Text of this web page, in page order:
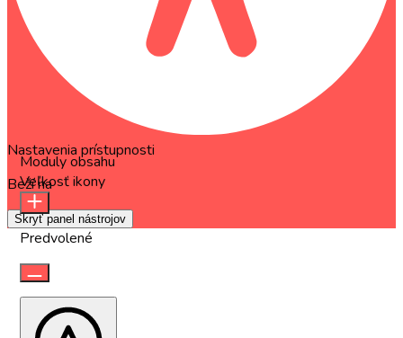
Nastavenia prístupnosti
Beží naOneTap
Skryť panel nástrojov
Moduly obsahu
Veľkosť ikony
Predvolené